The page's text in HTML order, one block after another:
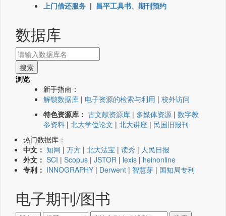
上门借还服务 | 昌平工具书、期刊预约
数据库
浏览
新手指南：
解锁数据库 | 电子资源的检索与利用 | 校外访问
特色资源库： 古文献资源库 | 多媒体资源 | 数字教
参资料 | 北大学位论文 | 北大讲座 | 民国旧报刊
热门数据库：
中文： 知网 | 万方 | 北大法宝 | 读秀 | 人民日报
外文： SCI | Scopus | JSTOR | lexis | heinonline
专利： INNOGRAPHY | Derwent | 智慧芽 | 国知局专利
电子期刊/图书